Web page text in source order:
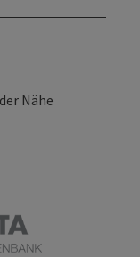
Nähe